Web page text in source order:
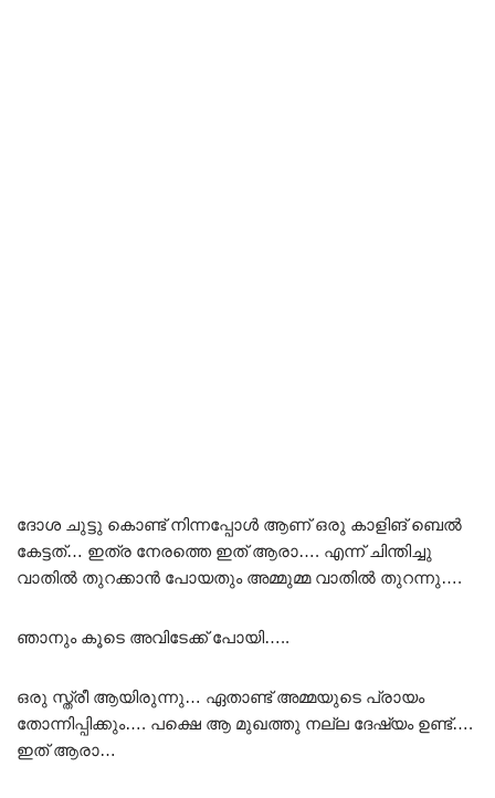
ദോശ ചുട്ടു കൊണ്ട് നിന്നപ്പോൾ ആണ് ഒരു കാളിങ് ബെൽ
കേട്ടത്… ഇത്ര നേരത്തെ ഇത് ആരാ…. എന്ന് ചിന്തിച്ചു
വാതിൽ തുറക്കാൻ പോയതും അമ്മുമ്മ വാതിൽ തുറന്നു….
ഞാനും കൂടെ അവിടേക്ക് പോയി…..
ഒരു സ്ത്രീ ആയിരുന്നു… ഏതാണ്ട് അമ്മയുടെ പ്രായം
തോന്നിപ്പിക്കും…. പക്ഷെ ആ മുഖത്തു നല്ല ദേഷ്യം ഉണ്ട്….
ഇത് ആരാ…